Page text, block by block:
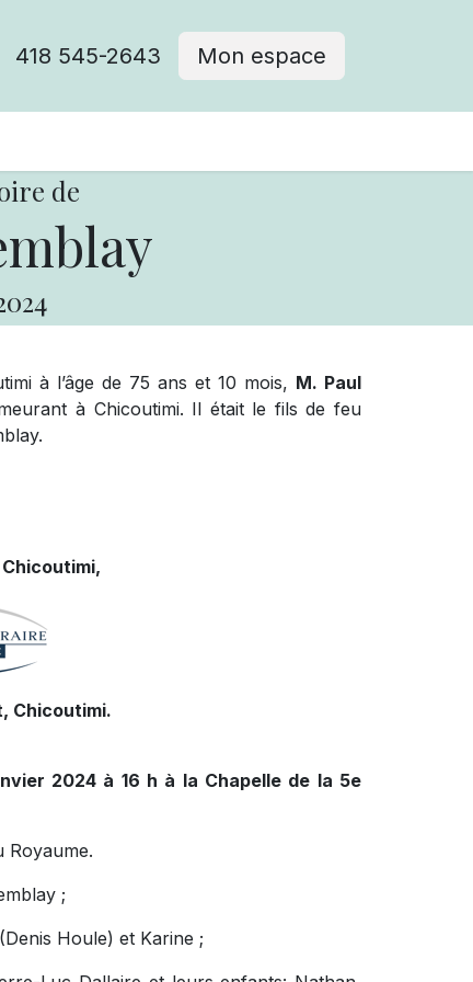
418 545-2643 Mon espace
de
à l’âge de 75 ans et 10 mois, M. Paul
à Chicoutimi. Il était le fils de feu
Chicoutimi.
2024 à 16 h à la Chapelle de la 5e
Royaume.
;
Houle) et Karine ;